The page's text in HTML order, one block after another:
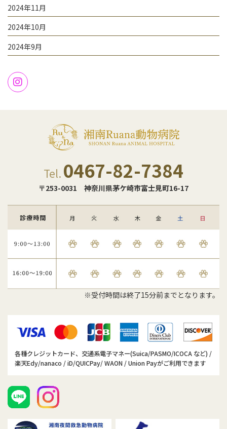
2024年11月
2024年10月
2024年9月
Tel. 0467-82-7384
〒253-0031 神奈川県茅ケ崎市富士見町16-17
※受付時間は終了15分前までとなります。
各種クレジットカード、交通系電子マネー(Suica/PASMO/ICOCA など) /
楽天Edy/nanaco / iD/QUICPay/ WAON / Union Payがご利用できます